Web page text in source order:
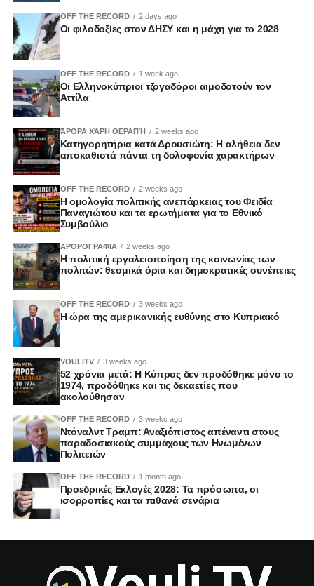
OFF THE RECORD 2 days ago
Οι φιλοδοξίες στον ΔΗΣΥ και η μάχη για το 2028
OFF THE RECORD 1 week ago
Οι Ελληνοκύπριοι τζογαδόροι αιμοδοτούν τον
Αττίλα
ΆΡΘΡΑ ΧΆΡΗ ΘΕΡΑΠΉ 2 weeks ago
Κατηγορητήρια κατά Δρουσιώτη: Η αλήθεια δεν
αποκαθιστά πάντα τη δολοφονία χαρακτήρων
OFF THE RECORD 2 weeks ago
Η ομολογία πολιτικής ανεπάρκειας του Φειδία
Παναγιώτου και τα ερωτήματα για το Εθνικό
Συμβούλιο
ΑΡΘΡΟΓΡΑΦΙΑ 2 weeks ago
Η πολιτική εργαλειοποίηση της κοινωνίας των
πολιτών: θεσμικά όρια και δημοκρατικές συνέπειες
OFF THE RECORD 3 weeks ago
Η ώρα της αμερικανικής ευθύνης στο Κυπριακό
VOULITV 3 weeks ago
52 χρόνια μετά: Η Κύπρος δεν προδόθηκε μόνο το
1974, προδόθηκε και τις δεκαετίες που
ακολούθησαν
OFF THE RECORD 3 weeks ago
Ντόναλντ Τραμπ: Αναξιόπιστος απέναντι στους
παραδοσιακούς συμμάχους των Ηνωμένων
Πολιτειών
OFF THE RECORD 1 month ago
Προεδρικές Εκλογές 2028: Τα πρόσωπα, οι
ισορροπίες και τα πιθανά σενάρια